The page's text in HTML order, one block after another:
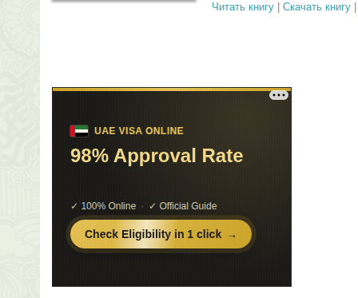
Читать книгу Скачать книгу